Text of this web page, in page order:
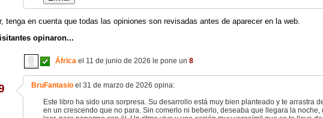
tenga en cuenta que todas las opiniones son revisadas antes de aparecer en la web.
opinaron...
África el 11 de junio de 2026 le pone un 8
BruFantasio el 31 de marzo de 2026 opina:
Este libro ha sido una sorpresa. Su desarrollo está muy bien planteado y te arrastra
en un crescendo que no para. Sin comerlo ni beberlo, deseaba que llegara la